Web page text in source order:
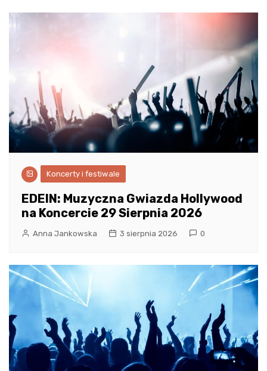
Koncerty i festiwale
EDEIN: Muzyczna Gwiazda Hollywood
na Koncercie 29 Sierpnia 2026
Anna Jankowska 3 sierpnia 2026 0